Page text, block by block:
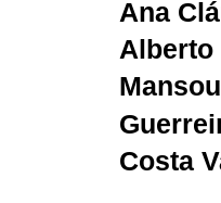
Ana
Alberto
Costa